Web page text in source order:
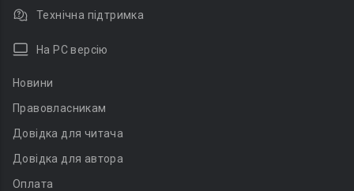
Технічна підтримка
На PC версію
Новини
Правовласникам
Довідка для читача
Довідка для автора
Оплата